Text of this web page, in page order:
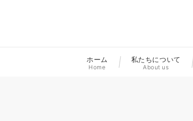
ホーム
Home
私たちについて
About us